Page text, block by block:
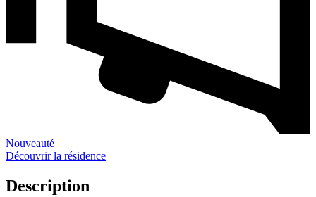
Nouveauté
Découvrir la résidence
Description